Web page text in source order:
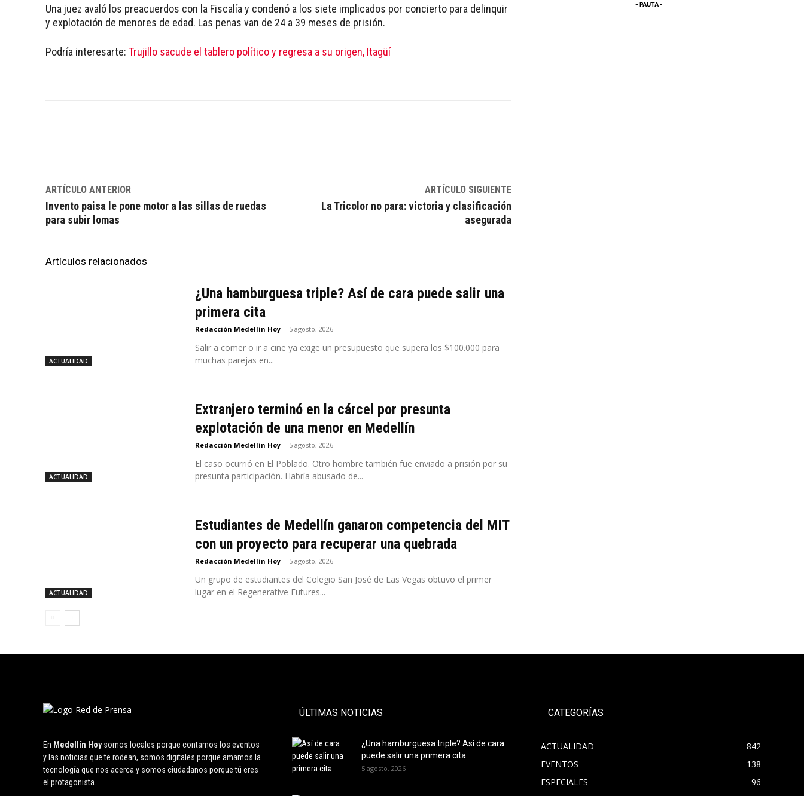
Una juez avaló los preacuerdos con la Fiscalía y condenó a los siete implicados por concierto para delinquir
y explotación de menores de edad. Las penas van de 24 a 39 meses de prisión.
Podría interesarte: Trujillo sacude el tablero político y regresa a su origen, Itagüí
ARTÍCULO ANTERIOR
Invento paisa le pone motor a las sillas de ruedas
para subir lomas
ARTÍCULO SIGUIENTE
La Tricolor no para: victoria y clasificación
asegurada
Artículos relacionados
ACTUALIDAD
¿Una hamburguesa triple? Así de cara puede salir una
primera cita
Redacción Medellín Hoy - 5 agosto, 2026
Salir a comer o ir a cine ya exige un presupuesto que supera los $100.000 para
muchas parejas en...
ACTUALIDAD
Extranjero terminó en la cárcel por presunta
explotación de una menor en Medellín
Redacción Medellín Hoy - 5 agosto, 2026
El caso ocurrió en El Poblado. Otro hombre también fue enviado a prisión por su
presunta participación. Habría abusado de...
ACTUALIDAD
Estudiantes de Medellín ganaron competencia del MIT
con un proyecto para recuperar una quebrada
Redacción Medellín Hoy - 5 agosto, 2026
Un grupo de estudiantes del Colegio San José de Las Vegas obtuvo el primer
lugar en el Regenerative Futures...
- PAUTA -
En Medellín Hoysomos locales porque contamos los eventos
y las noticias que te rodean, somos digitales porque amamos la
tecnología que nos acerca y somos ciudadanos porque tú eres
el protagonista.
ÚLTIMAS NOTICIAS
¿Una hamburguesa triple? Así de cara
puede salir una primera cita
5 agosto, 2026
CATEGORÍAS
ACTUALIDAD
842
EVENTOS
138
ESPECIALES
96